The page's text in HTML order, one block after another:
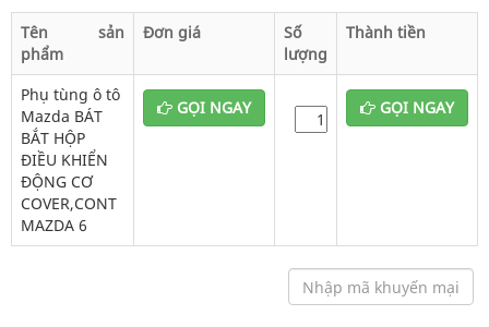
Tên sản
phẩm
Đơn giá
Số
lượng
Thành tiền
Phụ tùng ô tô
Mazda BÁT
BẮT HỘP
ĐIỀU KHIỂN
ĐỘNG CƠ
COVER,CONT
MAZDA 6
GỌI NGAY GỌI NGAY